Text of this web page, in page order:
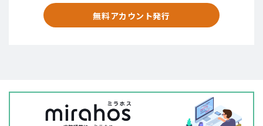
無料アカウント発行